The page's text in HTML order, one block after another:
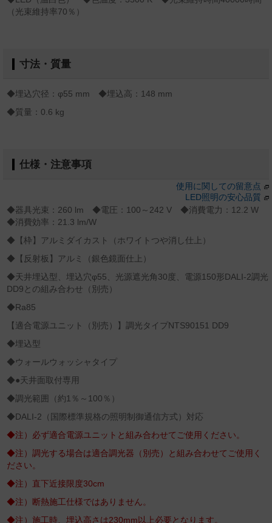
（光束維持率70％）
寸法・質量
◆埋込穴径：φ55 mm ◆埋込高：148 mm
◆質量：0.6 kg
仕様・注意事項
使用に関しての留意点
LED照明の安心品質
◆器具光束：260 lm ◆電圧：100～242 V ◆消費電力：12.2 W
◆消費効率：21.3 lm/W
◆【枠】アルミダイカスト（ホワイトつや消し仕上）
◆【反射板】アルミ（銀色鏡面仕上）
◆天井埋込型、埋込穴φ55、光源遮光角30度、電源150形DALI-2調光
DD9との組み合わせ（別売）
◆Ra85
【適合電源ユニット（別売）】調光タイプNTS90151 DD9
◆埋込型
◆ウォールウォッシャタイプ
◆●天井面取付専用
◆調光範囲（約1％～100％）
◆DALI‐2（国際標準規格の照明制御通信方式）対応
◆注）必ず適合電源ユニットと組み合わせてご使用ください。
◆注）調光する場合は適合調光器（別売）と組み合わせてご使用く
ださい。
◆注）直下近接限度30cm
◆注）断熱施工仕様ではありません。
◆注）施工時、埋込高さは230mm以上必要となります。